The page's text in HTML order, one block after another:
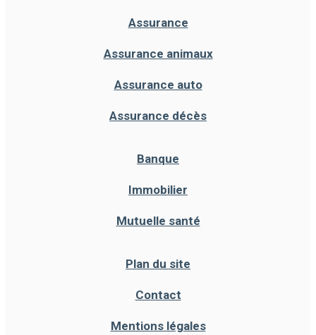
Assurance
Assurance animaux
Assurance auto
Assurance décès
Banque
Immobilier
Mutuelle santé
Plan du site
Contact
Mentions légales